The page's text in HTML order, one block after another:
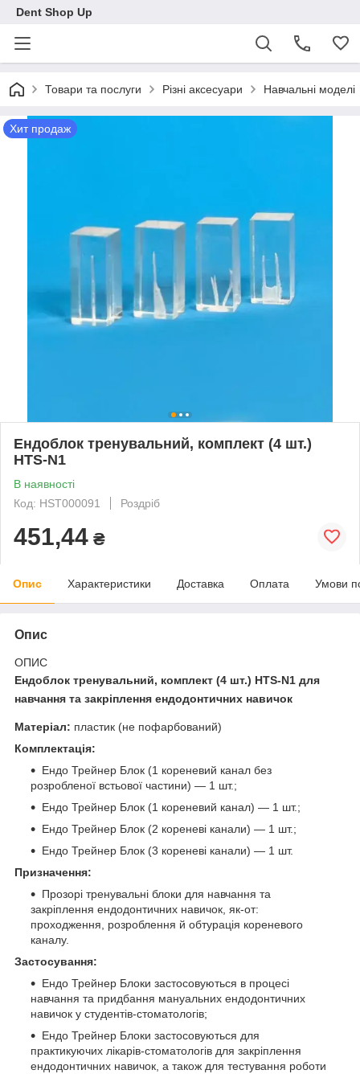
Dent Shop Up
Товари та послуги Різні аксесуари Навчальні моделі
Хит продаж
Ендоблок тренувальний, комплект (4 шт.)
HTS-N1
В наявності
Код: HST000091
Роздріб
451,44 ₴
Опис Характеристики Доставка Оплата Умови
Опис
ОПИС
Ендоблок тренувальний, комплект (4 шт.) HTS-N1 для
навчання та закріплення ендодонтичних навичок
Матеріал: пластик (не пофарбований)
Комплектація:
Ендо Трейнер Блок (1 кореневий канал без
розробленої встьової частини) — 1 шт.;
Ендо Трейнер Блок (1 кореневий канал) — 1 шт.;
Ендо Трейнер Блок (2 кореневі канали) — 1 шт.;
Ендо Трейнер Блок (3 кореневі канали) — 1 шт.
Призначення:
Прозорі тренувальні блоки для навчання та
закріплення ендодонтичних навичок, як-от:
проходження, розроблення й обтурація кореневого
каналу.
Застосування:
Ендо Трейнер Блоки застосовуються в процесі
навчання та придбання мануальних ендодонтичних
навичок у студентів-стоматологів;
Ендо Трейнер Блоки застосовуються для
практикуючих лікарів-стоматологів для закріплення
ендодонтичних навичок, а також для тестування роботи